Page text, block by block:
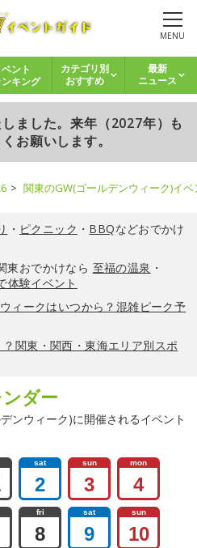
MENU
ント
ンキング
カテゴリ別
おすすめ
最新
ニュース
ました。来年（2027年）も
お願いします。
関東のGW(ゴールデンウィーク)イ
・ ピクニック ・ BBQなどおでかけ
東おでかけなら 至福の温泉 ・
体験イベント
ィークはいつから？混雑ピーク予
関東・関西・東海エリア別スポ
ダー
ンウィーク)に開催されるイベント
sat
2
sun
3
mon
4
fri
8
sat
9
sun
10